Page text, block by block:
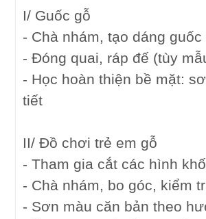
I/ Guốc gỗ
- Chà nhám, tạo dáng guốc
- Đóng quai, ráp đế (tùy
- Học hoàn thiện bề mặt:
tiết
II/ Đồ chơi trẻ em gỗ
- Tham gia cắt các hình
- Chà nhám, bo góc, kiểm
- Sơn màu căn bản theo